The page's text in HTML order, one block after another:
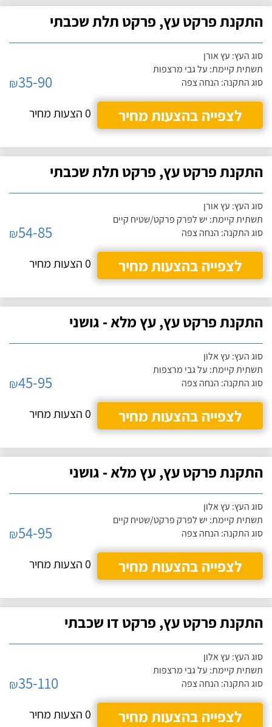
התקנת פרקט עץ, פרקט תלת שכבתי
סוג העץ: עץ אורן
תשתית קיימת: על גבי מרצפות
סוג התקנה: הנחה צפה
₪35-90
לצפייה בהצעות מחיר
0 הצעות מחיר
התקנת פרקט עץ, פרקט תלת שכבתי
סוג העץ: עץ אורן
תשתית קיימת: יש לפרק פרקט/שטיח קיים
סוג התקנה: הנחה צפה
₪54-85
לצפייה בהצעות מחיר
0 הצעות מחיר
התקנת פרקט עץ, עץ מלא - גושני
סוג העץ: עץ אלון
תשתית קיימת: על גבי מרצפות
סוג התקנה: הנחה צפה
₪45-95
לצפייה בהצעות מחיר
0 הצעות מחיר
התקנת פרקט עץ, עץ מלא - גושני
סוג העץ: עץ אלון
תשתית קיימת: יש לפרק פרקט/שטיח קיים
סוג התקנה: הנחה צפה
₪54-95
לצפייה בהצעות מחיר
0 הצעות מחיר
התקנת פרקט עץ, פרקט דו שכבתי
סוג העץ: עץ אלון
תשתית קיימת: על גבי מרצפות
סוג התקנה: הנחה צפה
₪35-110
לצפייה בהצעות מחיר
0 הצעות מחיר